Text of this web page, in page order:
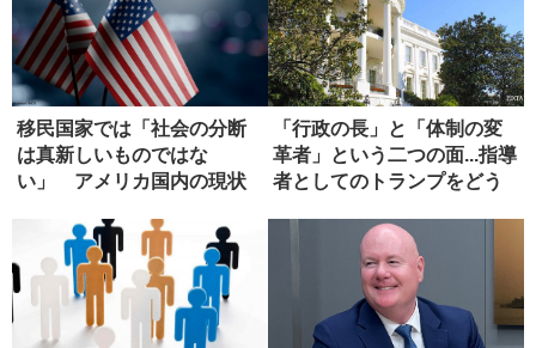
移民国家では「社会の分断
は真新しいものではな
い」 アメリカ国内の現状
「行政の長」と「体制の変
革者」という二つの面...指導
者としてのトランプをどう